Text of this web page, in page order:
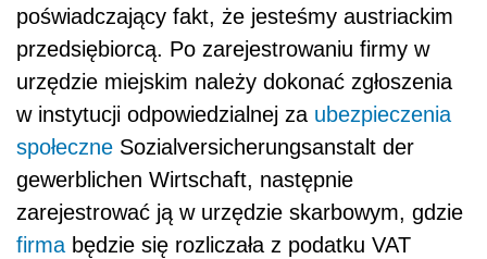
poświadczający fakt, że jesteśmy austriackim
przedsiębiorcą. Po zarejestrowaniu firmy w
urzędzie miejskim należy dokonać zgłoszenia
w instytucji odpowiedzialnej za ubezpieczenia
społeczne Sozialversicherungsanstalt der
gewerblichen Wirtschaft, następnie
zarejestrować ją w urzędzie skarbowym, gdzie
firma będzie się rozliczała z podatku VAT